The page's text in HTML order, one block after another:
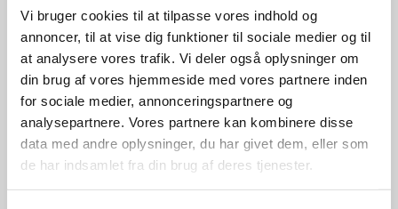
Vi bruger cookies til at tilpasse vores indhold og
annoncer, til at vise dig funktioner til sociale medier og til
at analysere vores trafik. Vi deler også oplysninger om
din brug af vores hjemmeside med vores partnere inden
for sociale medier, annonceringspartnere og
analysepartnere. Vores partnere kan kombinere disse
data med andre oplysninger, du har givet dem, eller som
de har indsamlet fra din brug af deres tjenester.
leverandører
giver større
udvalg
For at sikre høj kvalitet og stor